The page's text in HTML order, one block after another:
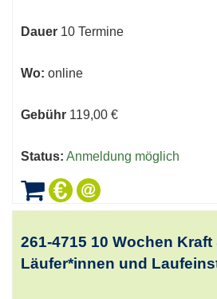
Dauer 10 Termine
Wo: online
Gebühr 119,00 €
Status: Anmeldung möglich
261-4715 10 Wochen
Läufer*innen und